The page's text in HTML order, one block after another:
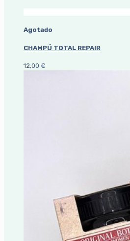
Agotado
CHAMPÚ TOTAL REPAIR
12,00 €